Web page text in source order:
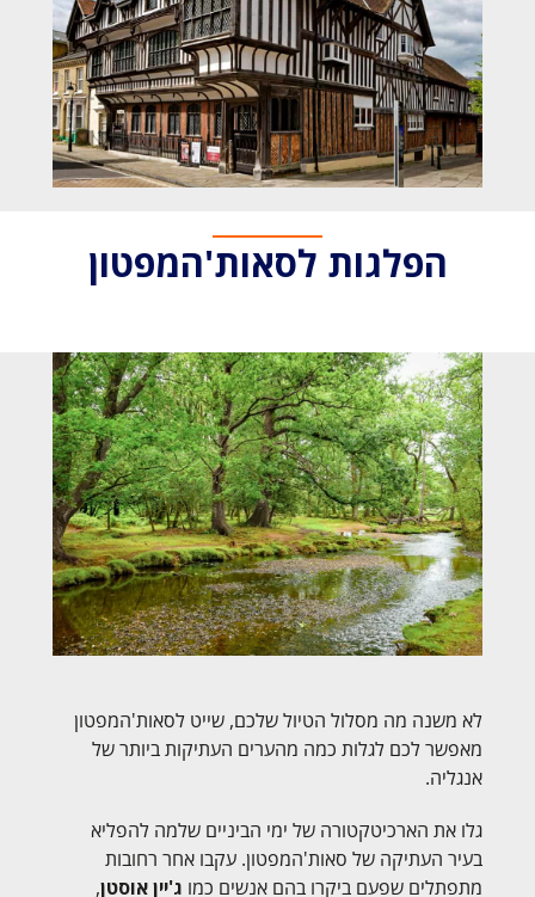
הפלגות לסאות'המפטון
לא משנה מה מסלול הטיול שלכם, שייט לסאות'המפטון
מאפשר לכם לגלות כמה מהערים העתיקות ביותר של
אנגליה.
גלו את הארכיטקטורה של ימי הביניים שלמה להפליא
בעיר העתיקה של סאות'המפטון. עקבו אחר רחובות
מתפתלים שפעם ביקרו בהם אנשים כמו ג'יין אוסטן,